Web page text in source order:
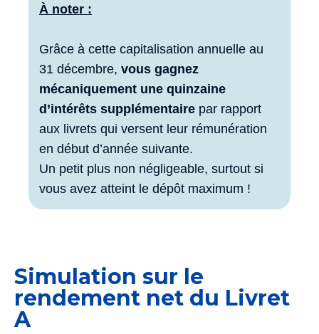
À noter :
Grâce à cette capitalisation annuelle au
31 décembre, vous gagnez
mécaniquement une quinzaine
d’intérêts supplémentaire par rapport
aux livrets qui versent leur rémunération
en début d’année suivante.
Un petit plus non négligeable, surtout si
vous avez atteint le dépôt maximum !
Simulation sur le
rendement net du Livret
A